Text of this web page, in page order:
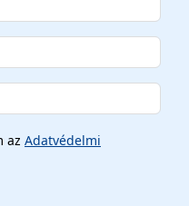
az Adatvédelmi